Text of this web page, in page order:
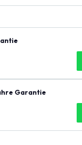
Garantie